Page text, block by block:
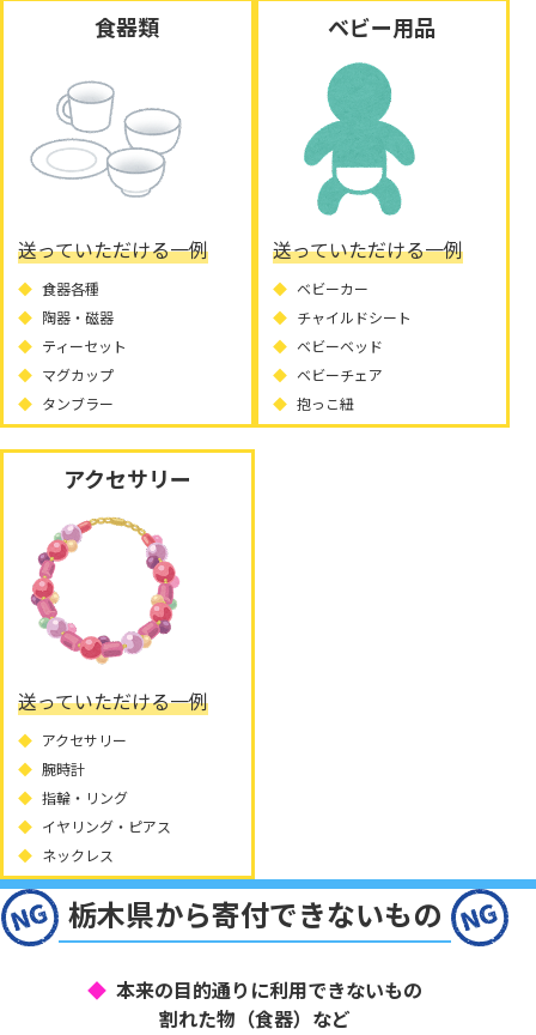
食器類
送っていただける一例
食器各種
陶器・磁器
ティーセット
マグカップ
タンブラー
ベビー用品
送っていただける一例
ベビーカー
チャイルドシート
ベビーベッド
ベビーチェア
抱っこ紐
アクセサリー
送っていただける一例
アクセサリー
腕時計
指輪・リング
イヤリング・ピアス
ネックレス
栃木県から寄付できないもの
本来の目的通りに利用できないもの
割れた物（食器）など